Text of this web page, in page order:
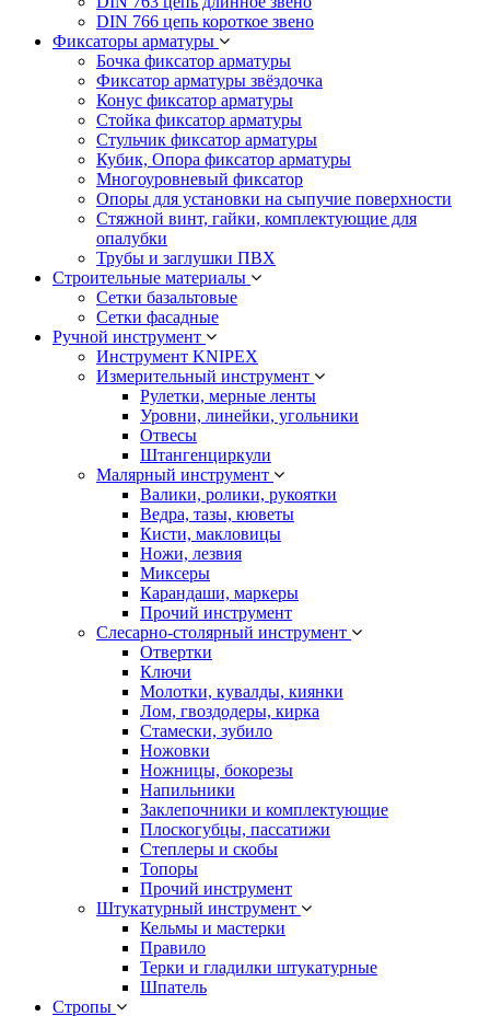
DIN 766 цепь короткое звено
Фиксаторы арматуры
Бочка фиксатор арматуры
Фиксатор арматуры звёздочка
Конус фиксатор арматуры
Стойка фиксатор арматуры
Стульчик фиксатор арматуры
Кубик, Опора фиксатор арматуры
Многоуровневый фиксатор
Опоры для установки на сыпучие поверхности
Стяжной винт, гайки, комплектующие для
опалубки
Трубы и заглушки ПВХ
Строительные материалы
Сетки базальтовые
Сетки фасадные
Ручной инструмент
Инструмент KNIPEX
Измерительный инструмент
Рулетки, мерные ленты
Уровни, линейки, угольники
Отвесы
Штангенциркули
Малярный инструмент
Валики, ролики, рукоятки
Ведра, тазы, кюветы
Кисти, макловицы
Ножи, лезвия
Миксеры
Карандаши, маркеры
Прочий инструмент
Слесарно-столярный инструмент
Отвертки
Ключи
Молотки, кувалды, киянки
Лом, гвоздодеры, кирка
Стамески, зубило
Ножовки
Ножницы, бокорезы
Напильники
Заклепочники и комплектующие
Плоскогубцы, пассатижи
Степлеры и скобы
Топоры
Прочий инструмент
Штукатурный инструмент
Кельмы и мастерки
Правило
Терки и гладилки штукатурные
Шпатель
Стропы